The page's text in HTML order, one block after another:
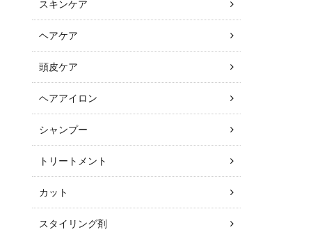
スキンケア
ヘアケア
頭皮ケア
ヘアアイロン
シャンプー
トリートメント
カット
スタイリング剤